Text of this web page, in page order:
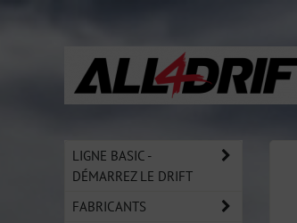
LIGNE BASIC -
DÉMARREZ LE DRIFT
FABRICANTS